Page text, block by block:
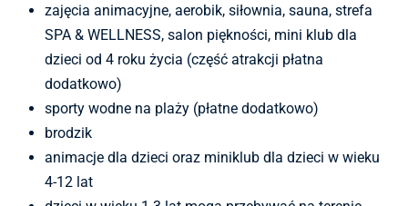
zajęcia animacyjne, aerobik, siłownia, sauna, strefa
SPA & WELLNESS, salon piękności, mini klub dla
dzieci od 4 roku życia (część atrakcji płatna
dodatkowo)
sporty wodne na plaży (płatne dodatkowo)
brodzik
animacje dla dzieci oraz miniklub dla dzieci w wieku
4-12 lat